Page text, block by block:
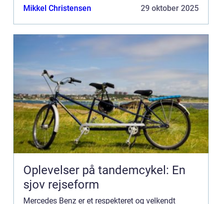
være høj. Her kommer...
Mikkel Christensen 29 oktober 2025
Oplevelser på tandemcykel: En
sjov rejseform
Mercedes Benz er et respekteret og velkendt